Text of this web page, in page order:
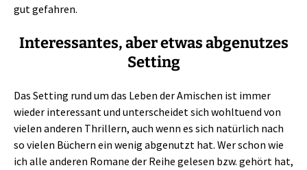
gut gefahren.
Interessantes, aber etwas abgenutzes
Setting
Das Setting rund um das Leben der Amischen ist immer
wieder interessant und unterscheidet sich wohltuend von
vielen anderen Thrillern, auch wenn es sich natürlich nach
so vielen Büchern ein wenig abgenutzt hat. Wer schon wie
ich alle anderen Romane der Reihe gelesen bzw. gehört hat,